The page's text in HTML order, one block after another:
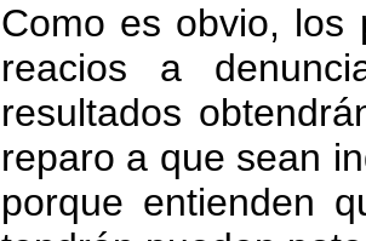
Como es obvio, los
reacios a
resultados
reparo a que sean
porque entienden